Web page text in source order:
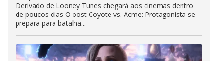
Derivado de Looney Tunes chegará aos cinemas dentro
de poucos dias O post Coyote vs. Acme: Protagonista se
prepara para batalha...